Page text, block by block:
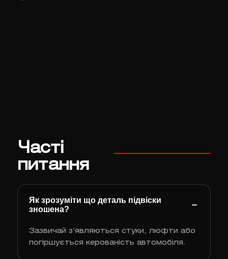
Часті
питання
Як зрозуміти що деталь підвіски
зношена?
Зазвичай з’являються стуки, люфти або
погіршується керованість автомобіля.